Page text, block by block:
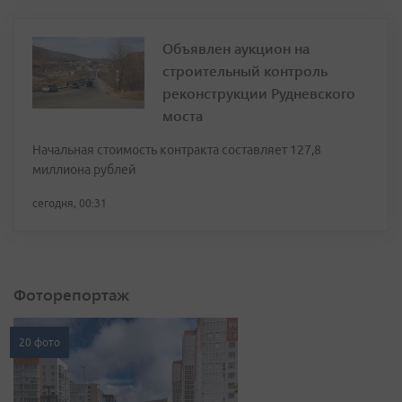
Объявлен аукцион на
строительный контроль
реконструкции Рудневского
моста
Начальная стоимость контракта составляет 127,8
миллиона рублей
сегодня, 00:31
Фоторепортаж
20 фото